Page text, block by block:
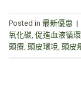
Posted in 最新優惠 |
氧化碳, 促進血液循環
頭療, 頭皮環境, 頭皮